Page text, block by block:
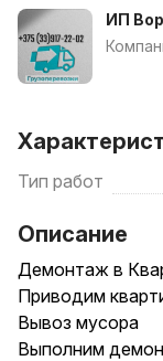
ИП
Тип работ
Описание
Демонтаж в
Приводим
Вывоз мусора
Выполним